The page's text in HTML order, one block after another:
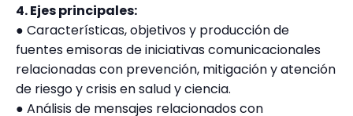
4. Ejes principales:
● Características, objetivos y producción de
fuentes emisoras de iniciativas comunicacionales
relacionadas con prevención, mitigación y atención
de riesgo y crisis en salud y ciencia.
● Análisis de mensajes relacionados con